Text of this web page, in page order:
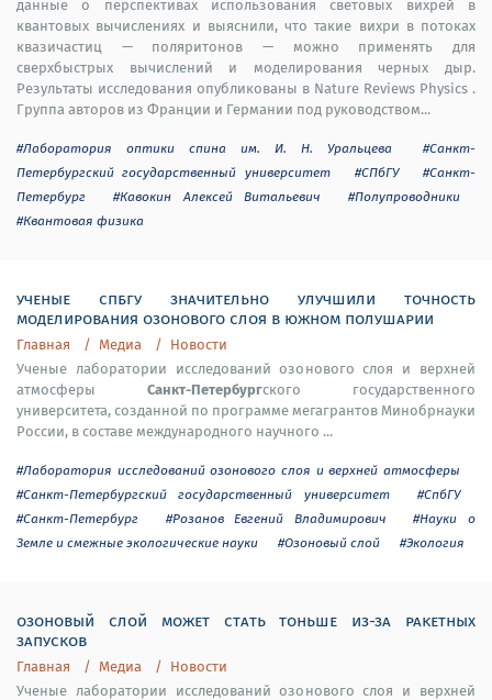
данные о перспективах использования световых вихрей в
квантовых вычислениях и выяснили, что такие вихри в потоках
квазичастиц — поляритонов — можно применять для
сверхбыстрых вычислений и моделирования черных дыр.
Результаты исследования опубликованы в Nature Reviews Physics .
Группа авторов из Франции и Германии под руководством...
#Лаборатория оптики спина им. И. Н. Уральцева
#Санкт-
Петербургский государственный университет
#СПбГУ
#Санкт-
Петербург
#Кавокин Алексей Витальевич
#Полупроводники
#Квантовая физика
ученые спбгу значительно улучшили точность
моделирования озонового слоя в южном полушарии
Главная Медиа
Новости
Ученые лаборатории исследований озонового слоя и верхней
атмосферы Санкт-Петербургского государственного
университета, созданной по программе мегагрантов Минобрнауки
России, в составе международного научного ...
#Лаборатория исследований озонового слоя и верхней атмосферы
#Санкт-Петербургский государственный университет
#СпбГУ
#Санкт-Петербург
#Розанов Евгений Владимирович
#Науки о
Земле и смежные экологические науки
#Озоновый слой #Экология
озоновый слой может стать тоньше из-за ракетных
запусков
Главная Медиа
Новости
Ученые лаборатории исследований озонового слоя и верхней